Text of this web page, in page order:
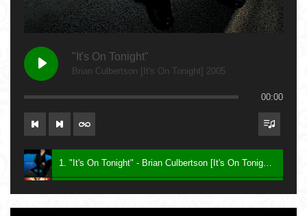
"It's On Tonight"
Brian Culbertson [It's On Tonight] 2005
00:00
1. "It's On Tonight" - Brian Culbertson [It's On Tonight] 2005